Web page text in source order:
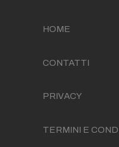
HOME
CONTATTI
PRIVACY
TERMINI E